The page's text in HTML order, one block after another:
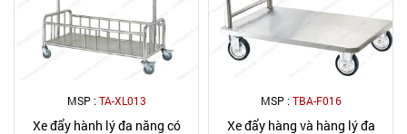
MSP :TA-XL013
Xe đẩy hành lý đa năng có
MSP :TBA-F016
Xe đẩy hàng và hàng lý đa